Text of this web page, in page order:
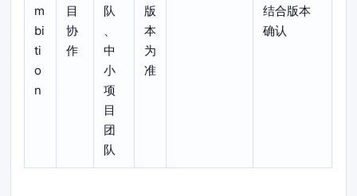
m
bi
ti
o
n
目
协
作
队
、
中
小
项
目
团
队
版
本
为
准
结合版本
确认